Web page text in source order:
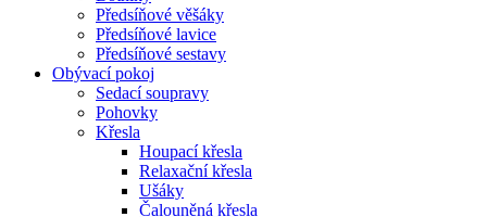
Předsíňové věšáky
Předsíňové lavice
Předsíňové sestavy
Obývací pokoj
Sedací soupravy
Pohovky
Křesla
Houpací křesla
Relaxační křesla
Ušáky
Čalouněná křesla